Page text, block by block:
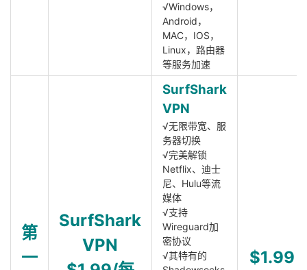
√Windows，
Android，
MAC，IOS，
Linux，路由器
等服务加速
第
一
SurfShark
VPN
SurfShark
VPN
√无限带宽、服
务器切换
√完美解锁
Netflix、迪士
尼、Hulu等流
媒体
√支持
Wireguard加
密协议
√其特有的
$1.99